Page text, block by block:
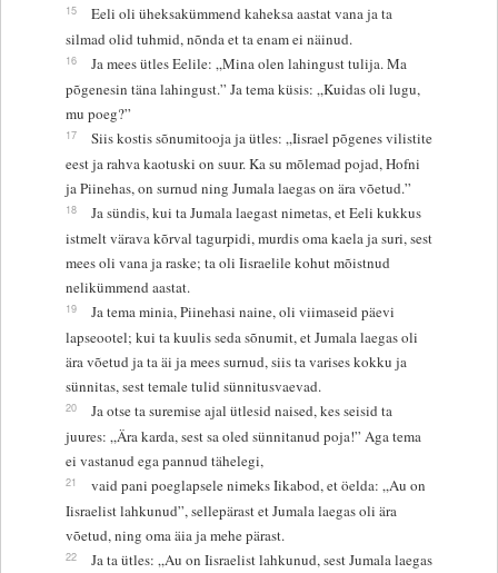
15
Eeli oli üheksakümmend kaheksa aastat vana ja ta
silmad olid tuhmid, nõnda et ta enam ei näinud.
16
Ja mees ütles Eelile: „Mina olen lahingust tulija. Ma
põgenesin täna lahingust.” Ja tema küsis: „Kuidas oli lugu,
mu poeg?”
17
Siis kostis sõnumitooja ja ütles: „Iisrael põgenes vilistite
eest ja rahva kaotuski on suur. Ka su mõlemad pojad, Hofni
ja Piinehas, on surnud ning Jumala laegas on ära võetud.”
18
Ja sündis, kui ta Jumala laegast nimetas, et Eeli kukkus
istmelt värava kõrval tagurpidi, murdis oma kaela ja suri, sest
mees oli vana ja raske; ta oli Iisraelile kohut mõistnud
nelikümmend aastat.
19
Ja tema minia, Piinehasi naine, oli viimaseid päevi
lapseootel; kui ta kuulis seda sõnumit, et Jumala laegas oli
ära võetud ja ta äi ja mees surnud, siis ta varises kokku ja
sünnitas, sest temale tulid sünnitusvaevad.
20
Ja otse ta suremise ajal ütlesid naised, kes seisid ta
juures: „Ära karda, sest sa oled sünnitanud poja!” Aga tema
ei vastanud ega pannud tähelegi,
21
vaid pani poeglapsele nimeks Iikabod, et öelda: „Au on
Iisraelist lahkunud”, sellepärast et Jumala laegas oli ära
võetud, ning oma äia ja mehe pärast.
22
Ja ta ütles: „Au on Iisraelist lahkunud, sest Jumala laegas